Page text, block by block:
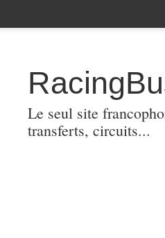
Le seul site
transferts, circuits...